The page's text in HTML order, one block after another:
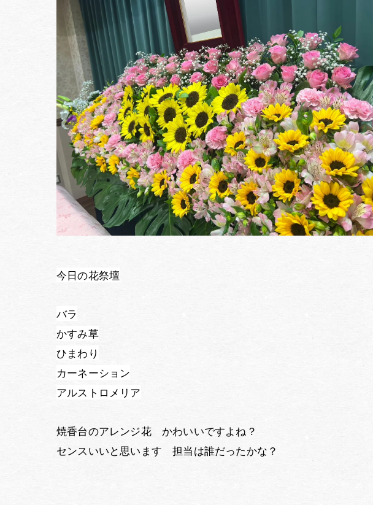
今日の花祭壇
バラ
かすみ草
ひまわり
カーネーション
アルストロメリア
焼香台のアレンジ花 かわいいですよね？
センスいいと思います 担当は誰だったかな？